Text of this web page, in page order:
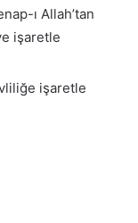
ı Allah’tan
işaretle
işaretle